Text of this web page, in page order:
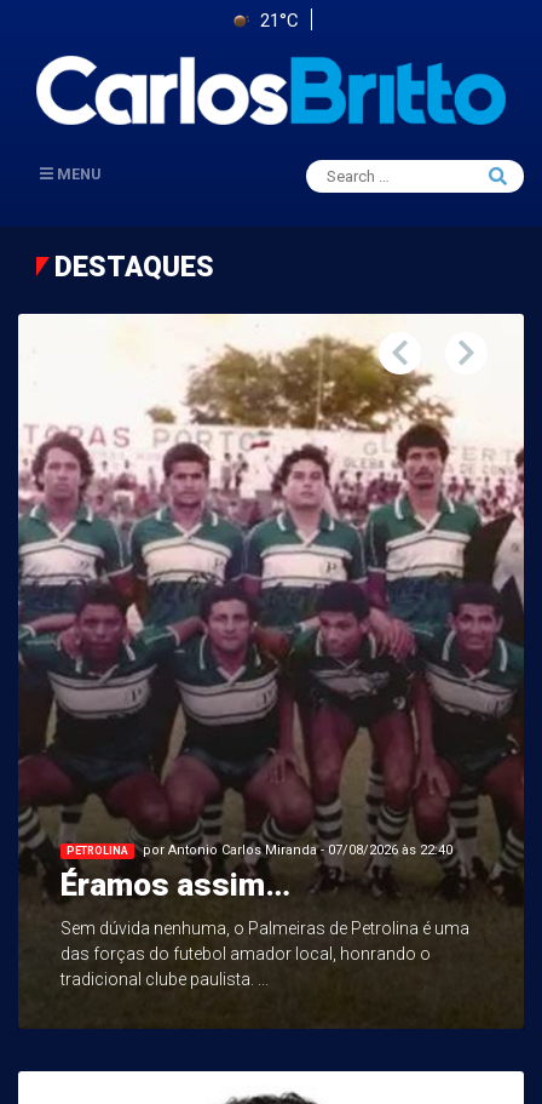
21°C
MENU
Search
for:
Search
DESTAQUES
PETROLINA por Antonio Carlos Miranda - 07/08/2026 às 22:40
Éramos assim…
Sem dúvida nenhuma, o Palmeiras de Petrolina é uma
das forças do futebol amador local, honrando o
tradicional clube paulista. ...